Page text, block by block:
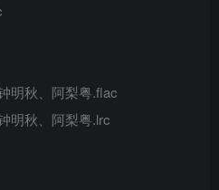
明秋、阿梨粤.flac
明秋、阿梨粤.lrc